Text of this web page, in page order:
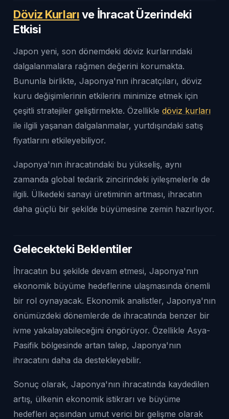
Döviz Kurlarıve İhracat Üzerindeki
Etkisi
Japon yeni, son dönemdeki döviz kurlarındaki
dalgalanmalara rağmen değerini korumakta.
Bununla birlikte, Japonya'nın ihracatçıları, döviz
kuru değişimlerinin etkilerini minimize etmek için
çeşitli stratejiler geliştirmekte. Özellikle döviz kurları
ile ilgili yaşanan dalgalanmalar, yurtdışındaki satış
fiyatlarını etkileyebiliyor.
Japonya'nın ihracatındaki bu yükseliş, aynı
zamanda global tedarik zincirindeki iyileşmelerle de
ilgili. Ülkedeki sanayi üretiminin artması, ihracatın
daha güçlü bir şekilde büyümesine zemin hazırlıyor.
Gelecekteki Beklentiler
İhracatın bu şekilde devam etmesi, Japonya'nın
ekonomik büyüme hedeflerine ulaşmasında önemli
bir rol oynayacak. Ekonomik analistler, Japonya'nın
önümüzdeki dönemlerde de ihracatında benzer bir
ivme yakalayabileceğini öngörüyor. Özellikle Asya-
Pasifik bölgesinde artan talep, Japonya'nın
ihracatını daha da destekleyebilir.
Sonuç olarak, Japonya'nın ihracatında kaydedilen
artış, ülkenin ekonomik istikrarı ve büyüme
hedefleri açısından umut verici bir gelişme olarak